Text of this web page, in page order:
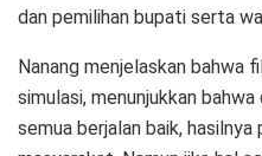
dan pemilihan bupati serta
Nanang menjelaskan bahwa
simulasi, menunjukkan
semua berjalan baik,